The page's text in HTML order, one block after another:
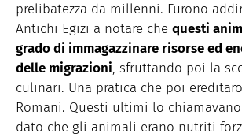
prelibatezza da millenni. Furono
Antichi Egizi a notare che questi
grado di immagazzinare risorse ed
delle migrazioni, sfruttando poi la
culinari. Una pratica che poi
Romani. Questi ultimi lo chiamavano
dato che gli animali erano nutriti